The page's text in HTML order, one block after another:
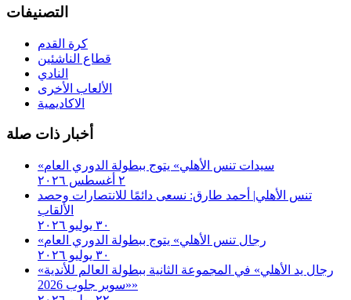
التصنيفات
كرة القدم
قطاع الناشئين
النادي
الألعاب الأخرى
الاكاديمية
أخبار ذات صلة
«سيدات تنس الأهلي» يتوج ببطولة الدوري العام
٢ أغسطس ٢٠٢٦
تنس الأهلي| أحمد طارق: نسعى دائمًا للانتصارات وحصد
الألقاب
٣٠ يوليو ٢٠٢٦
«رجال تنس الأهلي» يتوج ببطولة الدوري العام
٣٠ يوليو ٢٠٢٦
«رجال يد الأهلي» في المجموعة الثانية ببطولة العالم للأندية
«سوبر جلوب 2026»